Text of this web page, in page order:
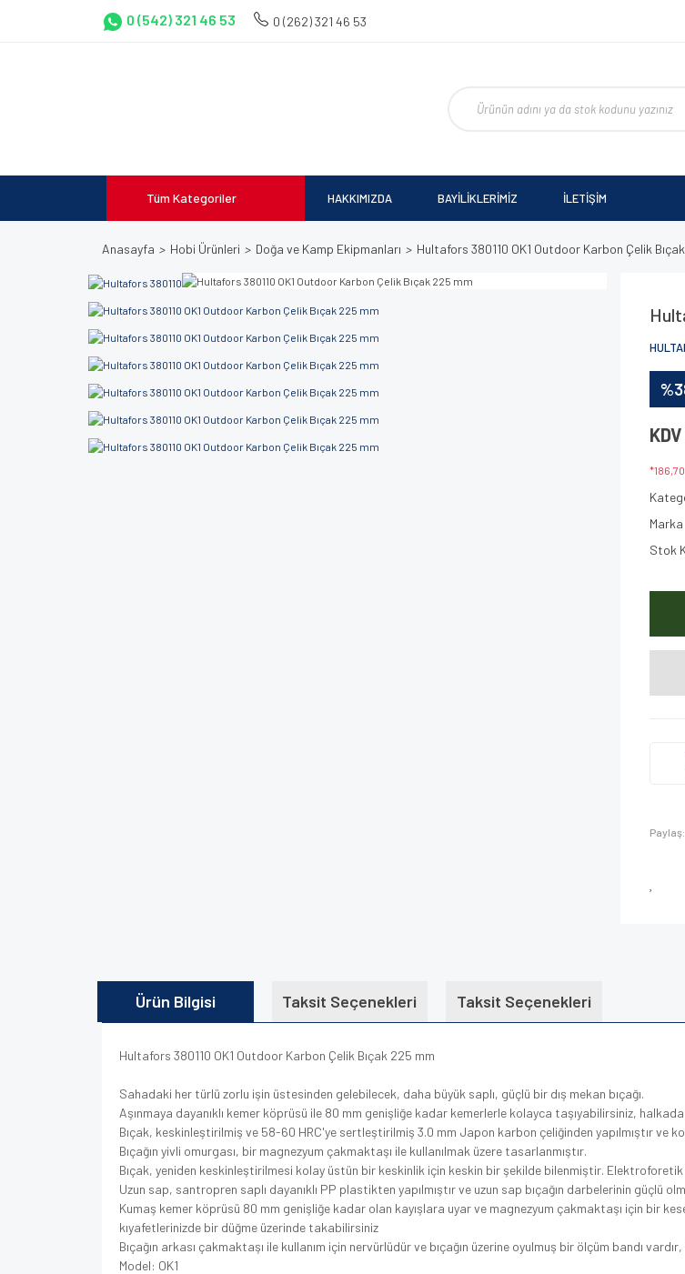
0 (542) 321 46 53 0 (262) 321 46 53
Tüm Kategoriler HAKKIMIZDA BAYİLİKLERİMİZ İLETİŞİM
Anasayfa Hobi Ürünleri Doğa ve Kamp Ekipmanları Hultafors 380110 OK1 Outdoor Karbon Çelik
Marka
Stok
Paylaş:
Ürün Bilgisi Taksit Seçenekleri Taksit Seçenekleri
Hultafors 380110 OK1 Outdoor Karbon Çelik Bıçak 225 mm
Sahadaki her türlü zorlu işin üstesinden gelebilecek, daha büyük saplı, güçlü bir dış mekan bıçağı.
Aşınmaya dayanıklı kemer köprüsü ile 80 mm genişliğe kadar kemerlerle kolayca taşıyabilirsiniz,
Bıçak, keskinleştirilmiş ve 58-60 HRC'ye sertleştirilmiş 3.0 mm Japon karbon çeliğinden yapılmıştır ve
Bıçağın yivli omurgası, bir magnezyum çakmaktaşı ile kullanılmak üzere tasarlanmıştır.
Bıçak, yeniden keskinleştirilmesi kolay üstün bir keskinlik için keskin bir şekilde bilenmiştir.
Uzun sap, santropren saplı dayanıklı PP plastikten yapılmıştır ve uzun sap bıçağın darbelerinin güçlü
Kumaş kemer köprüsü 80 mm genişliğe kadar olan kayışlara uyar ve magnezyum çakmaktaşı için bir
kıyafetlerinizde bir düğme üzerinde takabilirsiniz
Bıçağın arkası çakmaktaşı ile kullanım için nervürlüdür ve bıçağın üzerine oyulmuş bir ölçüm bandı
Model: OK1